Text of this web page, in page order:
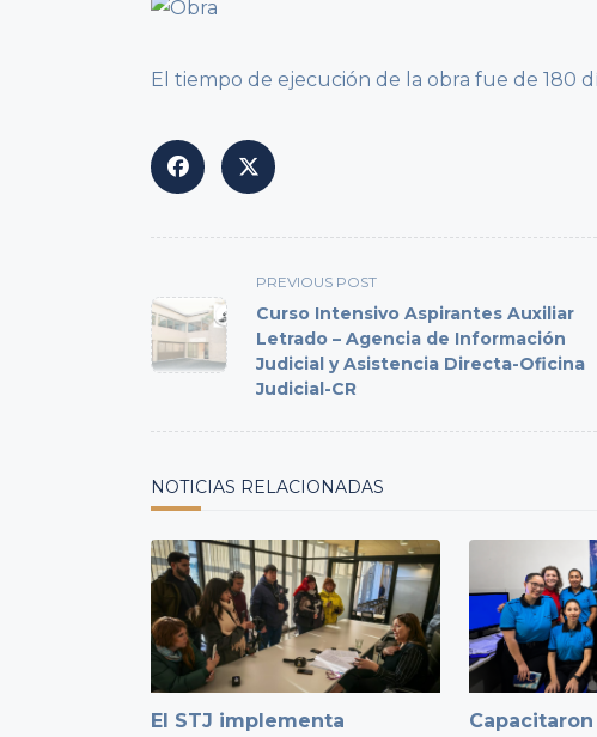
El tiempo de ejecución de la obra fue de 180
class="nav-
subtitle
screen-
PREVIOUS POST
Curso Intensivo Aspirantes Auxiliar
Letrado – Agencia de Información
Judicial y Asistencia Directa-Oficina
Judicial-CR
NOTICIAS RELACIONADAS
El STJ implementa